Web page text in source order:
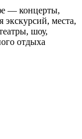
— концерты,
экскурсий, места,
шоу,
отдыха